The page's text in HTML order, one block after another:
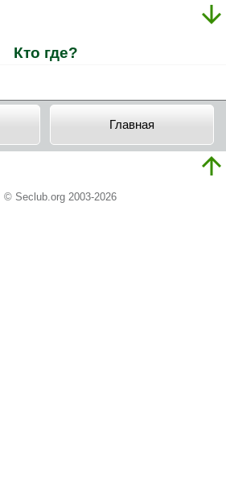
Кто где?
Главная
© Seclub.org 2003-2026